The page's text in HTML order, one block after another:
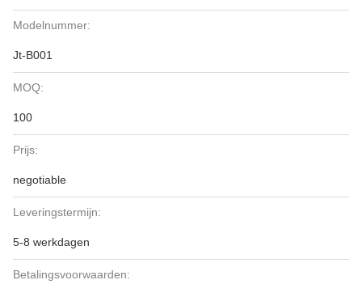
Modelnummer:
Jt-B001
MOQ:
100
Prijs:
negotiable
Leveringstermijn:
5-8 werkdagen
Betalingsvoorwaarden: